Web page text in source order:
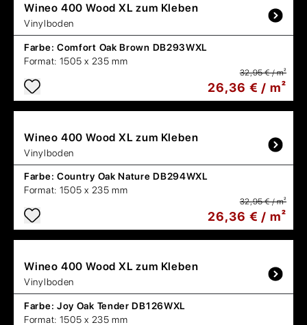
Wineo 400 Wood XL zum Kleben
Vinylboden
Farbe: Comfort Oak Brown DB293WXL
Format: 1505 x 235 mm
32,95 € / m²
26,36 € / m²
Wineo 400 Wood XL zum Kleben
Vinylboden
Farbe: Country Oak Nature DB294WXL
Format: 1505 x 235 mm
32,95 € / m²
26,36 € / m²
Wineo 400 Wood XL zum Kleben
Vinylboden
Farbe: Joy Oak Tender DB126WXL
Format: 1505 x 235 mm